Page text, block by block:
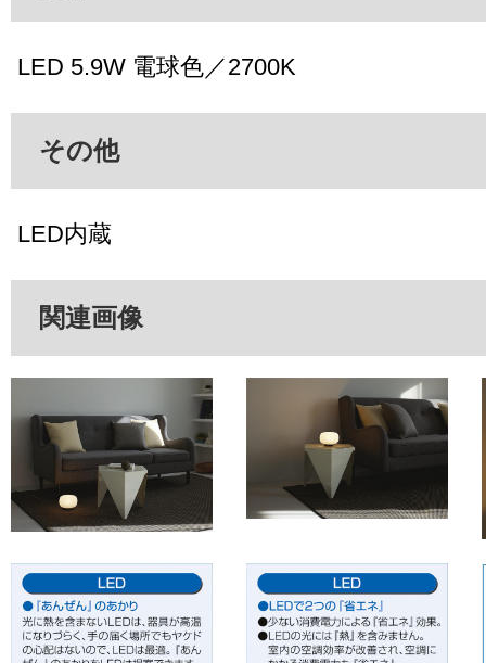
LED 5.9W 電球色／2700K
その他
LED内蔵
関連画像